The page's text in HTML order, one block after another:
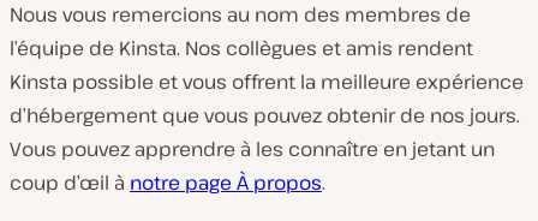
Nous vous remercions au nom des membres de
l’équipe de Kinsta. Nos collègues et amis rendent
Kinsta possible et vous offrent la meilleure expérience
d’hébergement que vous pouvez obtenir de nos jours.
Vous pouvez apprendre à les connaître en jetant un
coup d’œil à notre page À propos.